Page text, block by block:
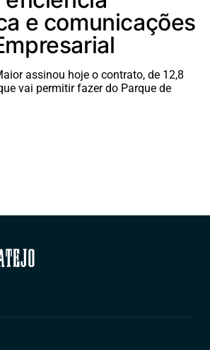
e comunicações
assinou hoje o contrato, de 12,8
vai permitir fazer do Parque de
do Ribatejo